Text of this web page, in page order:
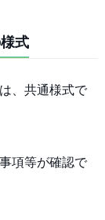
式
、共通様式で
項等が確認で